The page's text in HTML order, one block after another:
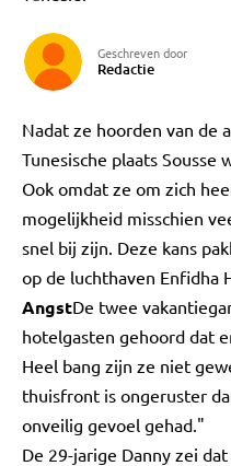
Geschreven door
Redactie
Nadat ze hoorden van de
Tunesische plaats Sousse
Ook omdat ze om zich
mogelijkheid misschien
snel bij zijn. Deze kans
op de luchthaven Enfidha
AngstDe twee
hotelgasten gehoord dat
Heel bang zijn ze niet
thuisfront is ongeruster
onveilig gevoel gehad."
De 29-jarige Danny zei